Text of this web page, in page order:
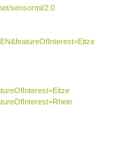
sensorml/2.0